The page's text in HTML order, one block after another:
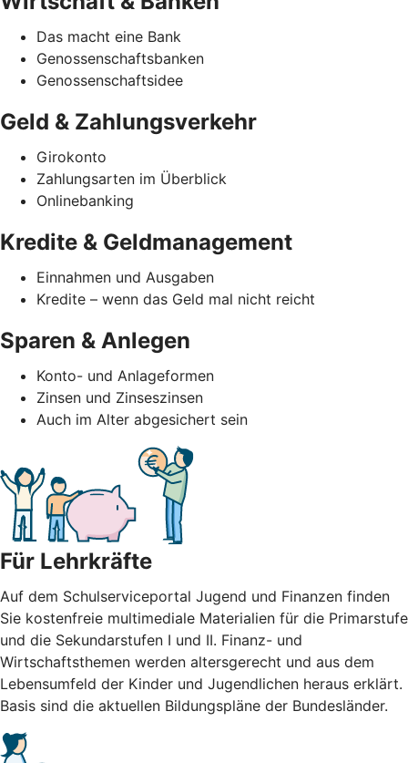
Das macht eine Bank
Genossenschaftsbanken
Genossenschaftsidee
Geld & Zahlungsverkehr
Girokonto
Zahlungsarten im Überblick
Onlinebanking
Kredite & Geldmanagement
Einnahmen und Ausgaben
Kredite – wenn das Geld mal nicht reicht
Sparen & Anlegen
Konto- und Anlageformen
Zinsen und Zinseszinsen
Auch im Alter abgesichert sein
Für Lehrkräfte
Auf dem Schulserviceportal Jugend und Finanzen finden
Sie kostenfreie multimediale Materialien für die Primarstufe
und die Sekundarstufen I und II. Finanz- und
Wirtschaftsthemen werden altersgerecht und aus dem
Lebensumfeld der Kinder und Jugendlichen heraus erklärt.
Basis sind die aktuellen Bildungspläne der Bundesländer.